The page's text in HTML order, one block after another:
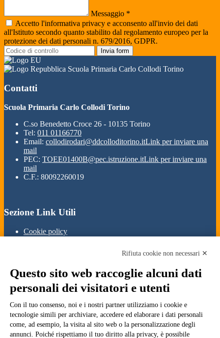
Messaggio *
Accetto l'informativa privacy e acconsento all'invio dei dati
all'Istituto secondo quanto stabilito dal regolamento europeo per la
protezione dei dati personali n. 679/2016, GDPR.
Invia form
Scuola Primaria Carlo Collodi Torino
Contatti
Scuola Primaria Carlo Collodi Torino
C.so Benedetto Croce 26 - 10135 Torino
Tel: 011 01166770
Email: collodirodari@ddcolloditorino.itLink per inviare una
mail
PEC: TOEE01400B@pec.istruzione.itLink per inviare una
mail
C.F.: 80092260019
Sezione Link Utili
Cookie policy
Ufficio Relazioni con il Pubblico
Obiettivi di accessibilità
Whistleblowing
Gestione consensi cookie
Amministrazione trasparente
Pagina visualizzata543volte
Rifiuta cookie non necessari ✕
Questo sito web raccoglie alcuni dati
personali dei visitatori e utenti
Con il tuo consenso, noi e i nostri partner utilizziamo i cookie e
tecnologie simili per archiviare, accedere ed elaborare i dati personali
come, ad esempio, la visita al sito web o la personalizzazione degli
annunci. Poiché rispettiamo il tuo diritto alla privacy, è possibile